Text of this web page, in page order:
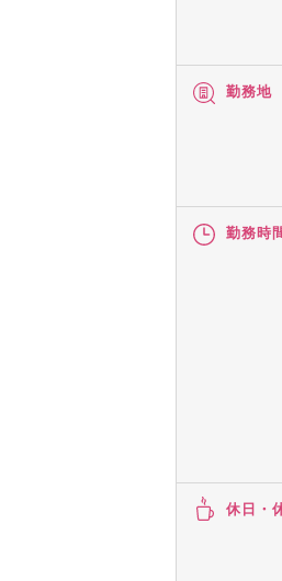
勤務地
勤務時
休日・